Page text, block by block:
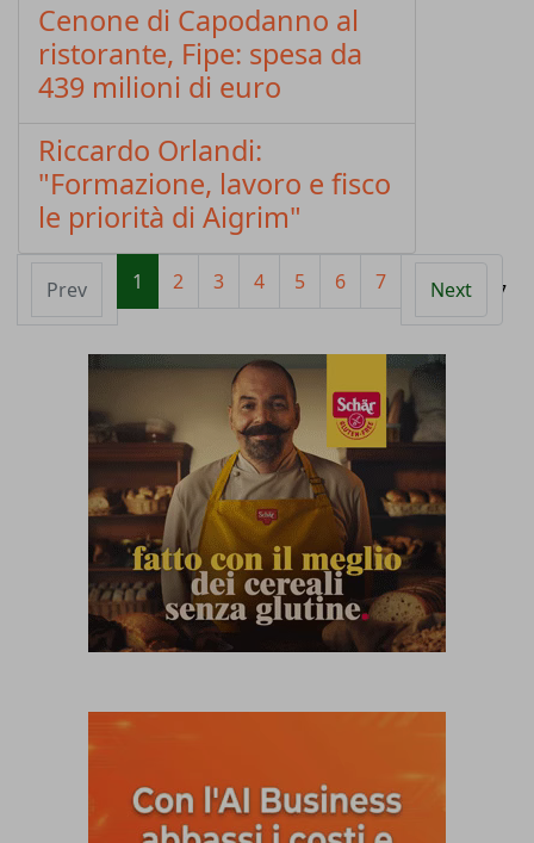
Cenone di Capodanno al
ristorante, Fipe: spesa da
439 milioni di euro
Riccardo Orlandi:
"Formazione, lavoro e fisco
le priorità di Aigrim"
Pagina 1 di 7
Prev 1 2 3 4 5 6 7 Next